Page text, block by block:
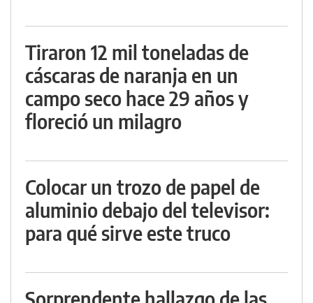
Tiraron 12 mil toneladas de
cáscaras de naranja en un
campo seco hace 29 años y
floreció un milagro
Colocar un trozo de papel de
aluminio debajo del televisor:
para qué sirve este truco